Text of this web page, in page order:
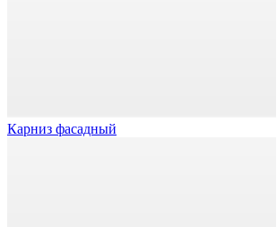
Карниз фасадный